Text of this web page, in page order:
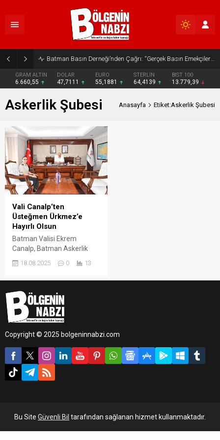
Batman Basın Derneği’nden Çağrı: “Gerçek Basın Emekçileri Desteklenmeli”
GRAM ALTIN
6.660,55
DOLAR
47,7111
EURO
55,1881
STERLİN
64,4139
BIST 100
13.779,39
Askerlik Şubesi Anasayfa Etiket:Askerlik Şubesi
Vali Canalp’ten
Üsteğmen Ürkmez’e
Hayırlı Olsun
Batman Valisi Ekrem
Canalp, Batman Askerlik
atanan Üsteğmen Canan
18.08.2025 0 13
Copyright © 2025 bolgeninnabzi.com
Bu Site Güvenli Bil tarafından sağlanan hizmet kullanmaktadır.